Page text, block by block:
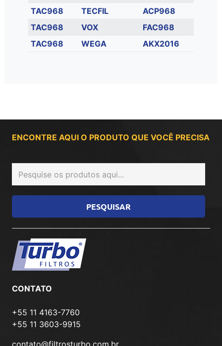
TAC968
TECFIL
ACP968
TAC968
VOX
FAC968
TAC968
WEGA AKX2016
ENCONTRE AQUI O PRODUTO QUE VOCÊ PRECISA
CONTATO
+55 11 4163-7760
+55 11 3603-9915
contato@filtrosturbo.com.br